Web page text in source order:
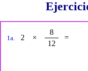
1a. 2 ×
8
12
=